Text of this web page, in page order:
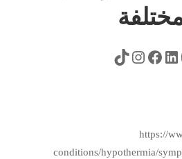
https://
conditions/hypothermia/